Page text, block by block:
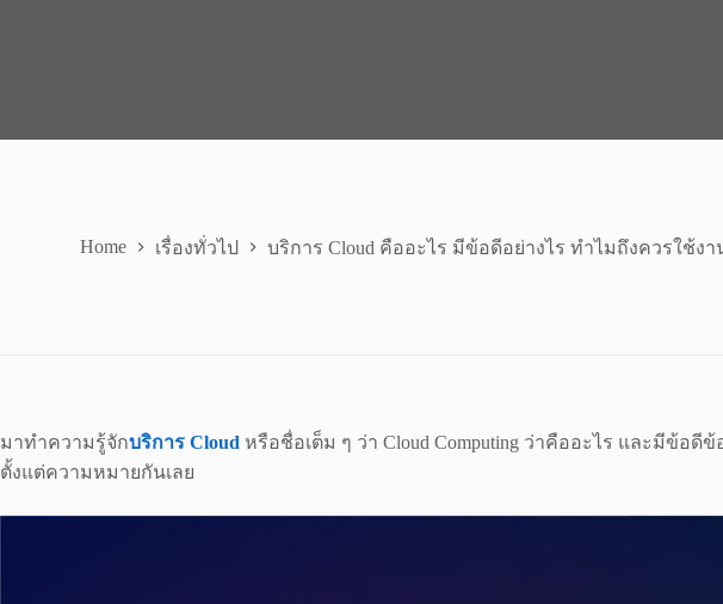
Home เรื่องทั่วไป บริการ Cloud คืออะไร มีข้อดีอย่างไร ทำไมถึงควรใช้งา
มาทำความรู้จักบริการ Cloud หรือชื่อเต็ม ๆ ว่า Cloud Computing ว่าคืออะไร และมีข้อ
ตั้งแต่ความหมายกันเลย